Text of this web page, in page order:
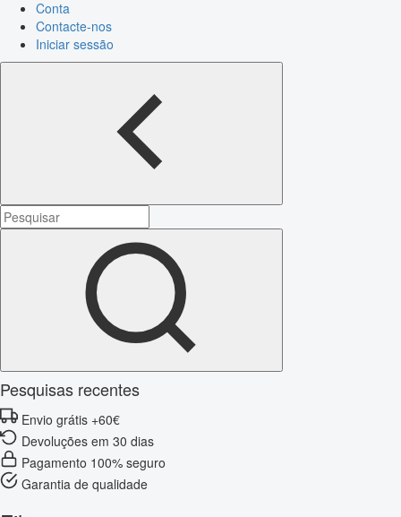
Conta
Contacte-nos
Iniciar sessão
Pesquisas recentes
Envio grátis +60€
Devoluções em 30 dias
Pagamento 100% seguro
Garantia de qualidade